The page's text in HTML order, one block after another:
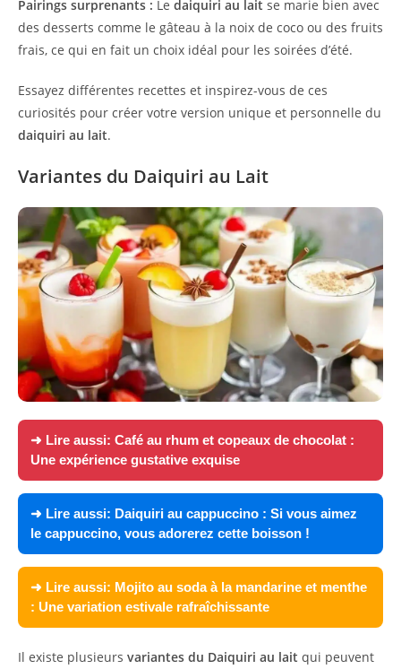
Pairings surprenants : Le daiquiri au lait se marie bien avec
des desserts comme le gâteau à la noix de coco ou des fruits
frais, ce qui en fait un choix idéal pour les soirées d’été.
Essayez différentes recettes et inspirez-vous de ces
curiosités pour créer votre version unique et personnelle du
daiquiri au lait.
Variantes du Daiquiri au Lait
➜ Lire aussi: Café au rhum et copeaux de chocolat :
Une expérience gustative exquise
➜ Lire aussi: Daiquiri au cappuccino : Si vous aimez
le cappuccino, vous adorerez cette boisson !
➜ Lire aussi: Mojito au soda à la mandarine et menthe
: Une variation estivale rafraîchissante
Il existe plusieurs variantes du Daiquiri au lait qui peuvent